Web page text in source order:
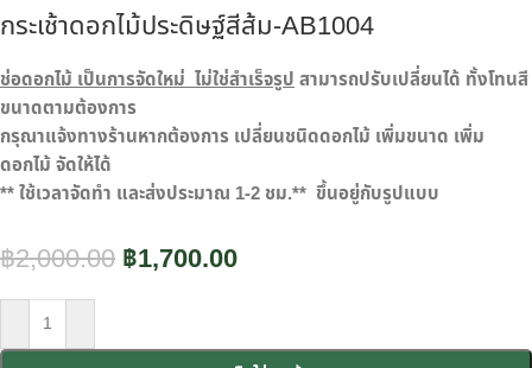
กระเช้าดอกไม้ประดิษฐ์สีส้ม-AB1004
ช่อดอกไม้ เป็นการจัดใหม่ ไม่ใช่สำเร็จรูปสามารถปรับเปลี่ยนได้ ทั้งโทนสี
ขนาดตามต้องการ
กรุณาแจ้งทางร้านหากต้องการ เปลี่ยนชนิดดอกไม้ เพิ่มขนาด เพิ่ม
ดอกไม้ จัดให้ได้
** ใช้เวลาจัดทำ และส่งประมาณ 1-2 ชม.** ขึ้นอยู่กับรูปแบบ
฿2,000.00 ฿1,700.00